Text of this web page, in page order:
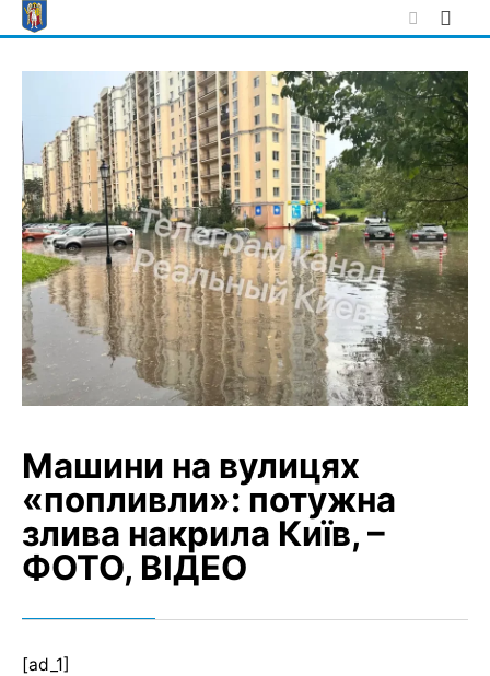
Skip
to
Машини на вулицях
«попливли»: потужна
злива накрила Київ, –
ФОТО, ВІДЕО
[ad_1]